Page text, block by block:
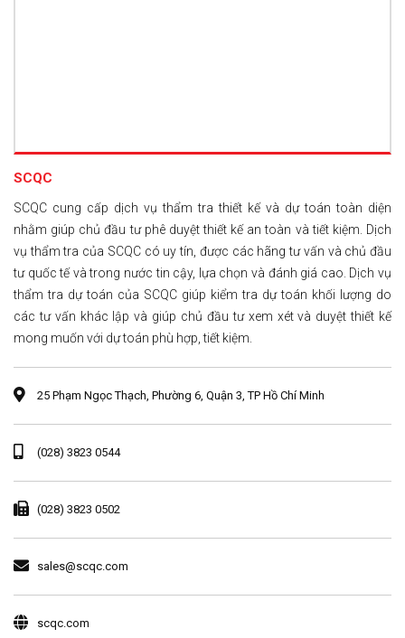
SCQC
SCQC cung cấp dịch vụ thẩm tra thiết kế và dự toán toàn diện
nhằm giúp chủ đầu tư phê duyệt thiết kế an toàn và tiết kiệm. Dịch
vụ thẩm tra của SCQC có uy tín, được các hãng tư vấn và chủ đầu
tư quốc tế và trong nước tin cậy, lựa chọn và đánh giá cao. Dịch vụ
thẩm tra dự toán của SCQC giúp kiểm tra dự toán khối lượng do
các tư vấn khác lập và giúp chủ đầu tư xem xét và duyệt thiết kế
mong muốn với dự toán phù hợp, tiết kiệm.
25 Phạm Ngọc Thạch, Phường 6, Quận 3, TP Hồ Chí Minh
(028) 3823 0544
(028) 3823 0502
sales@scqc.com
scqc.com